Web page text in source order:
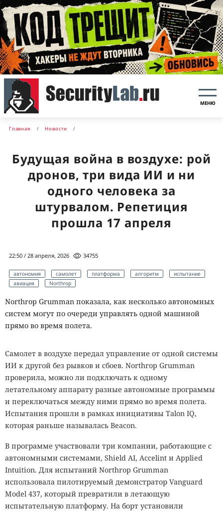
МЕНЮ
Главная Новости
Будущая война в воздухе: рой
дронов, три вида ИИ и ни
одного человека за
штурвалом. Репетиция
прошла 17 апреля
22:50 / 28 апреля, 2026 34755
автономия самолет платформа алгоритм
испытание
авиация
Northrop
Northrop Grumman показала, как несколько автономных
систем могут по очереди управлять одной машиной
прямо во время полета.
Самолет в воздухе передал управление от одной системы
ИИ к другой без рывков и сбоев. Northrop Grumman
проверила, можно ли подключать к одному
летательному аппарату разные автономные программы
и переключаться между ними прямо во время полета.
Испытания прошли в рамках инициативы Talon IQ,
которая раньше называлась Beacon.
В программе участвовали три компании, работающие с
автономными системами, Shield AI, Accelint и Applied
Intuition. Для испытаний Northrop Grumman
использовала пилотируемый демонстратор Vanguard
Model 437, который превратили в летающую
испытательную платформу. На борт установили